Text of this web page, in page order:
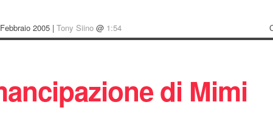
2005 |Tony Siino @ 1:54
di Mimi